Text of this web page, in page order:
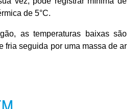
de 5°C.
as temperaturas baixas são
fria seguida por uma massa de ar